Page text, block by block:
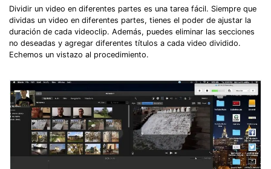
Dividir un video en diferentes partes es una tarea fácil. Siempre que
dividas un video en diferentes partes, tienes el poder de ajustar la
duración de cada videoclip. Además, puedes eliminar las secciones
no deseadas y agregar diferentes títulos a cada video dividido.
Echemos un vistazo al procedimiento.